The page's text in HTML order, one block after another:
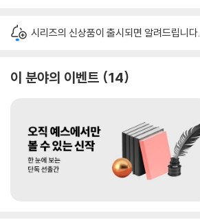
시리즈의 신상품이 출시되면 알려드립니다.
이 분야의 이벤트 14